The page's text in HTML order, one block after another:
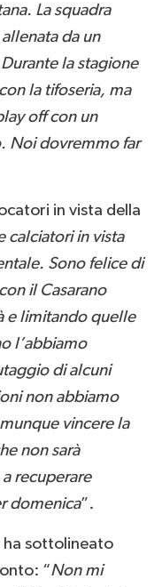
La squadra
da un
la stagione
la tifoseria, ma
off con un
Noi dovremmo far
in vista della
calciatori in vista
Sono felice di
il Casarano
e limitando quelle
l’abbiamo
di alcuni
non abbiamo
vincere la
non sarà
recuperare
domenica”.
ha sottolineato
“Non mi